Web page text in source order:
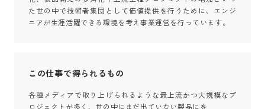
た世の中で技術者集団として価値提供を行うために、エンジ
ニアが生涯活躍できる環境を考え事業運営を行っています。
この仕事で得られるもの
各種メディアで取り上げられるような最上流かつ大規模なプ
ロジェクトが多く、世の中にまだ出ていない製品にを